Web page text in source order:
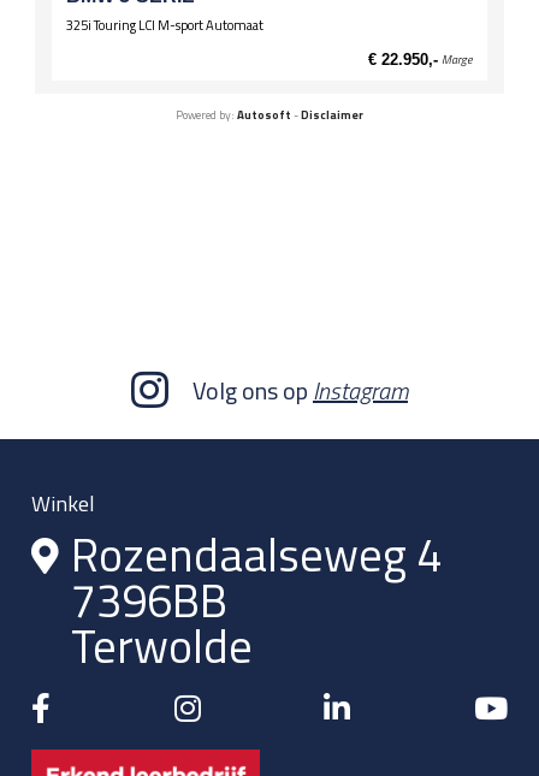
325i Touring LCI M-sport Automaat
€ 22.950,- Marge
Powered by: Autosoft -Disclaimer
Volg ons opInstagram
Winkel
Rozendaalseweg 4
7396BB
Terwolde